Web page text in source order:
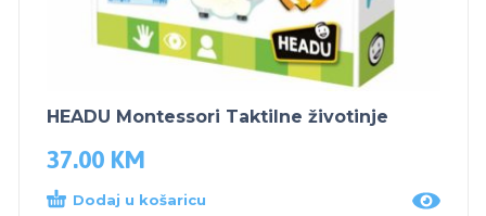
HEADU Montessori Taktilne životinje
37.00 KM
Dodaj u košaricu